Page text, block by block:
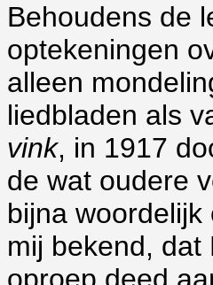
Behoudens de
optekeningen
alleen
liedbladen als
vink, in 1917
de wat oudere
bijna
mij bekend, dat